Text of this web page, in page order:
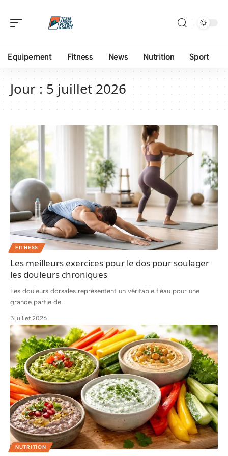
Equipement Fitness News Nutrition Sport
Jour : 5 juillet 2026
FITNESS
Les meilleurs exercices pour le dos pour soulager
les douleurs chroniques
Les douleurs dorsales représentent un véritable fléau pour une
grande partie de…
5 juillet 2026
NUTRITION